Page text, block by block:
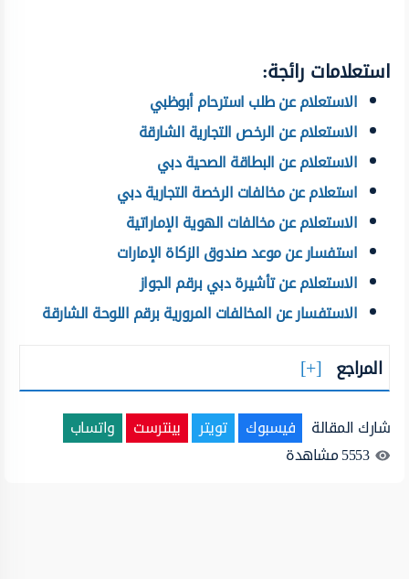
استعلامات رائجة:
الاستعلام عن طلب استرحام أبوظبي
الاستعلام عن الرخص التجارية الشارقة
الاستعلام عن البطاقة الصحية دبي
استعلام عن مخالفات الرخصة التجارية دبي
الاستعلام عن مخالفات الهوية الإماراتية
استفسار عن موعد صندوق الزكاة الإمارات
الاستعلام عن تأشيرة دبي برقم الجواز
الاستفسار عن المخالفات المرورية برقم اللوحة الشارقة
المراجع
شارك المقالة فيسبوك تويتر بينترست
واتساب
5553مشاهدة